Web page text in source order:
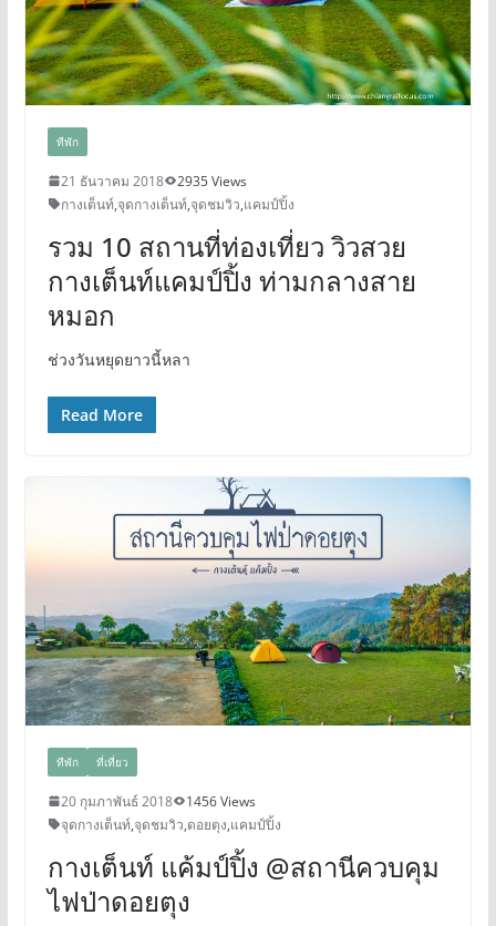
ทีพัก
21 ธันวาคม 2018
2935 Views
กางเต็นท์,จุดกางเต็นท์,จุดชมวิว,แคมป์ปิ้ง
รวม 10 สถานที่ท่องเที่ยว วิวสวย
กางเต็นท์แคมป์ปิ้ง ท่ามกลางสาย
หมอก
ช่วงวันหยุดยาวนี้หลา
Read More
ทีพัก ที่เที่ยว
20 กุมภาพันธ์ 2018
1456 Views
จุดกางเต็นท์,จุดชมวิว,ดอยตุง,แคมป์ปิ้ง
กางเต็นท์ แค้มป์ปิ้ง @สถานีควบคุม
ไฟป่าดอยตุง